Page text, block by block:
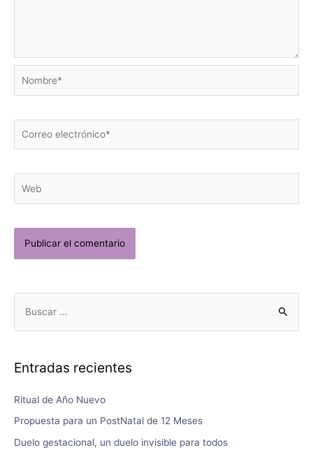
Entradas recientes
Ritual de Año Nuevo
Propuesta para un PostNatal de 12 Meses
Duelo gestacional, un duelo invisible para todos